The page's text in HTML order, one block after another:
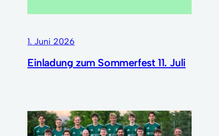
1. Juni 2026
Einladung zum Sommerfest 11. Juli